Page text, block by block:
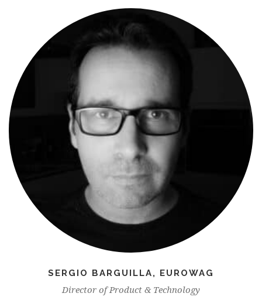
SERGIO BARGUILLA, EUROWAG
Director of Product & Technology